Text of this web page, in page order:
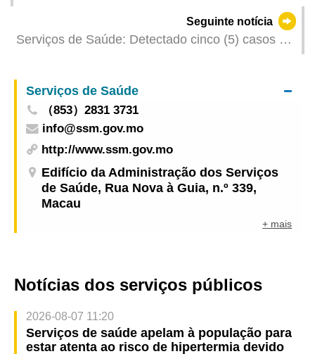
Seguinte notícia
Serviços de Saúde: Detectado cinco (5) casos de
Serviços de Saúde
（853）2831 3731
info@ssm.gov.mo
http://www.ssm.gov.mo
Edifício da Administração dos Serviços
de Saúde, Rua Nova à Guia, n.º 339,
Macau
+ mais
Notícias dos serviços públicos
2026-08-07 11:20
Serviços de saúde apelam à população para
estar atenta ao risco de hipertermia devido